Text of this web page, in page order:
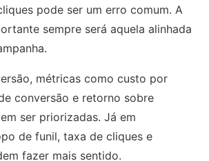
pode ser um erro comum. A
sempre será aquela alinhada
métricas como custo por
conversão e retorno sobre
ser priorizadas. Já em
de funil, taxa de cliques e
fazer mais sentido.